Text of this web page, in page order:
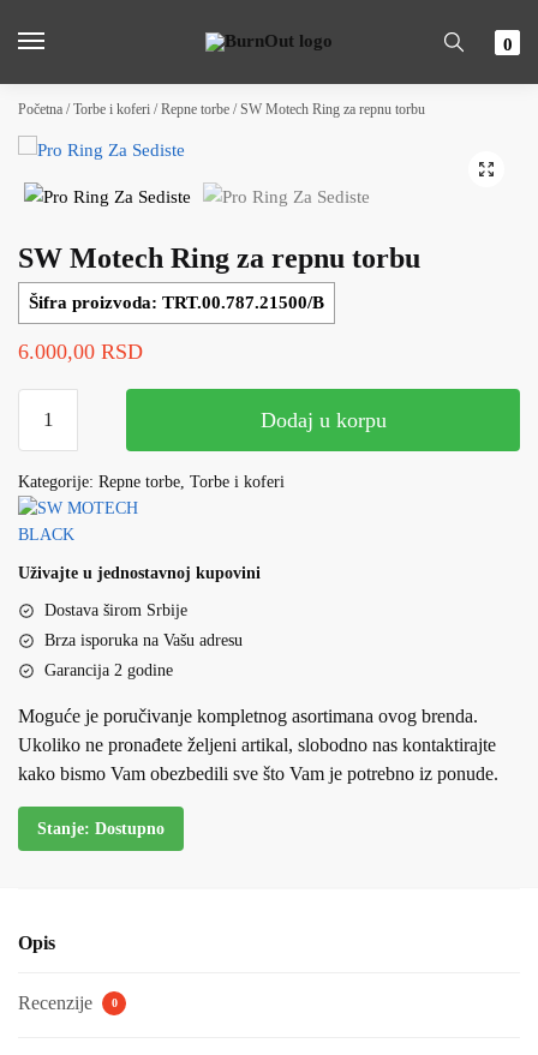
0
Početna / Torbe i koferi / Repne torbe / SW Motech Ring za repnu torbu
🔍
SW Motech Ring za repnu torbu
Šifra proizvoda: TRT.00.787.21500/B
6.000,00 RSD
Motech
za
repnu
torbu
količina
Dodaj u korpu
Kategorije: Repne torbe, Torbe i koferi
Uživajte u jednostavnoj kupovini
Dostava širom Srbije
Brza isporuka na Vašu adresu
Garancija 2 godine
Moguće je poručivanje kompletnog asortimana ovog brenda.
Ukoliko ne pronađete željeni artikal, slobodno nas kontaktirajte
kako bismo Vam obezbedili sve što Vam je potrebno iz ponude.
Stanje: Dostupno
Opis
Recenzije 0